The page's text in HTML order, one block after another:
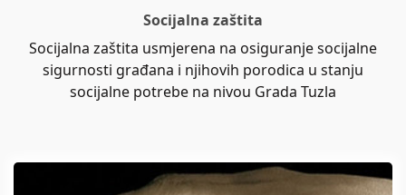
Socijalna zaštita
Socijalna zaštita usmjerena na osiguranje socijalne
sigurnosti građana i njihovih porodica u stanju
socijalne potrebe na nivou Grada Tuzla